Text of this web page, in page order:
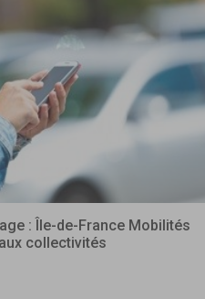
: Île-de-France Mobilités
collectivités